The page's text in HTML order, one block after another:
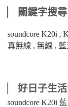
關鍵字搜尋
soundcore K20i ,
真無線 , 無線 , 藍
好日子生
soundcore K20i